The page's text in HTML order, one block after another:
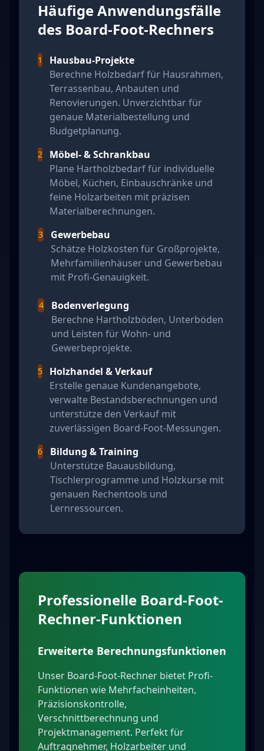
Häufige Anwendungsfälle
des Board-Foot-Rechners
1
Hausbau-Projekte
Berechne Holzbedarf für Hausrahmen,
Terrassenbau, Anbauten und
Renovierungen. Unverzichtbar für
genaue Materialbestellung und
Budgetplanung.
2
Möbel- & Schrankbau
Plane Hartholzbedarf für individuelle
Möbel, Küchen, Einbauschränke und
feine Holzarbeiten mit präzisen
Materialberechnungen.
3
Gewerbebau
Schätze Holzkosten für Großprojekte,
Mehrfamilienhäuser und Gewerbebau
mit Profi-Genauigkeit.
4
Bodenverlegung
Berechne Hartholzböden, Unterböden
und Leisten für Wohn- und
Gewerbeprojekte.
5
Holzhandel & Verkauf
Erstelle genaue Kundenangebote,
verwalte Bestandsberechnungen und
unterstütze den Verkauf mit
zuverlässigen Board-Foot-Messungen.
6
Bildung & Training
Unterstütze Bauausbildung,
Tischlerprogramme und Holzkurse mit
genauen Rechentools und
Lernressourcen.
Professionelle Board-Foot-
Rechner-Funktionen
Erweiterte Berechnungsfunktionen
Unser Board-Foot-Rechner bietet Profi-
Funktionen wie Mehrfacheinheiten,
Präzisionskontrolle,
Verschnittberechnung und
Projektmanagement. Perfekt für
Auftragnehmer, Holzarbeiter und